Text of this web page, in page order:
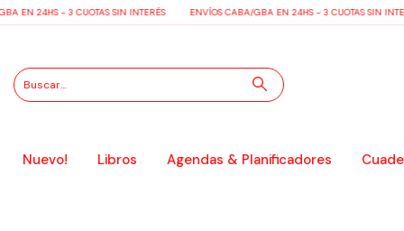
EN 24HS - 3 CUOTAS SIN INTERÉS ENVÍOS CABA/GBA EN 24HS - 3 CUOTAS SIN
Nuevo! Libros Agendas & Planificadores